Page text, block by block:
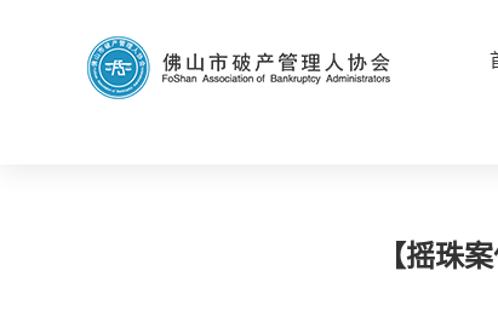
【摇珠